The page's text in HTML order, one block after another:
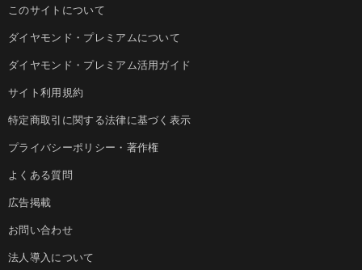
このサイトについて
ダイヤモンド・プレミアムについて
ダイヤモンド・プレミアム活用ガイド
サイト利用規約
特定商取引に関する法律に基づく表示
プライバシーポリシー・著作権
よくある質問
広告掲載
お問い合わせ
法人導入について